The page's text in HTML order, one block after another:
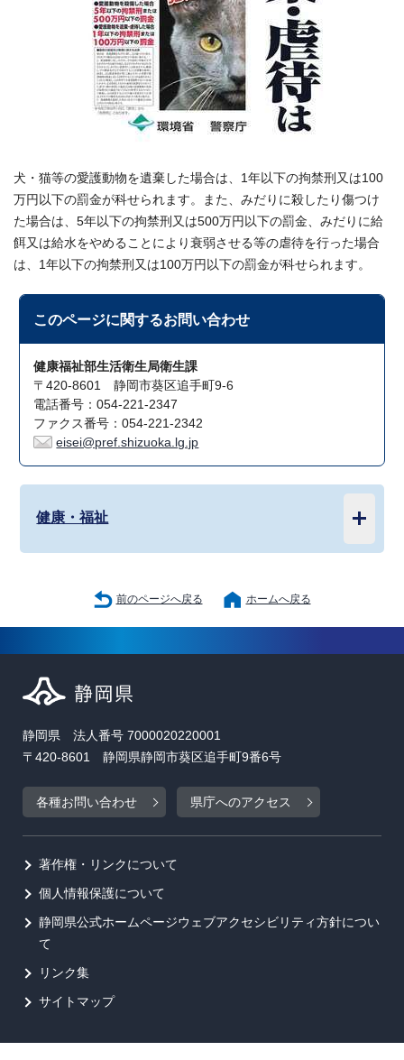
犬・猫等の愛護動物を遺棄した場合は、1年以下の拘禁刑又は100
万円以下の罰金が科せられます。また、みだりに殺したり傷つけ
た場合は、5年以下の拘禁刑又は500万円以下の罰金、みだりに給
餌又は給水をやめることにより衰弱させる等の虐待を行った場合
は、1年以下の拘禁刑又は100万円以下の罰金が科せられます。
このページに関するお問い合わせ
健康福祉部生活衛生局衛生課
〒420-8601 静岡市葵区追手町9-6
電話番号：054-221-2347
ファクス番号：054-221-2342
eisei@pref.shizuoka.lg.jp
健康・福祉
前のページへ戻る ホームへ戻る
静岡県 法人番号 7000020220001
〒420-8601 静岡県静岡市葵区追手町9番6号
各種お問い合わせ 県庁へのアクセス
著作権・リンクについて
個人情報保護について
静岡県公式ホームページウェブアクセシビリティ方針につい
て
リンク集
サイトマップ